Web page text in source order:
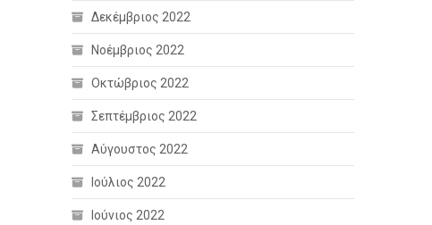
Δεκέμβριος 2022
Νοέμβριος 2022
Οκτώβριος 2022
Σεπτέμβριος 2022
Αύγουστος 2022
Ιούλιος 2022
Ιούνιος 2022